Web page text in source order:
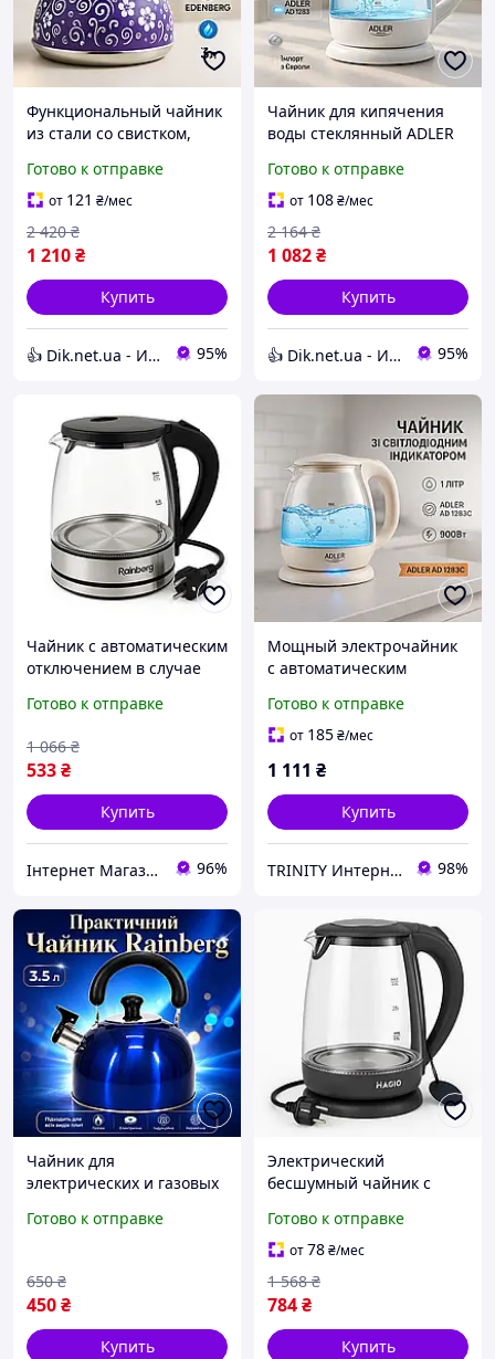
Функциональный чайник
из стали со свистком,
свистком газовый 3 литра
NW-60
Готово к отправке
от 121 ₴/мес
1 210₴
2 420 ₴
Купить
👍 Dik.net.ua - Интернет магазин 95%
Чайник для кипячения
воды стеклянный ADLER
Электро чайник с
индикатором работы TY-
73
Готово к отправке
от 108₴/мес
1 082₴
2 164 ₴
Купить
👍 Dik.net.ua - Интернет магазин 95%
Чайник с автоматическим
отключением в случае
2251 - 1л, Электрочайник
Готово к отправке
533₴
1 066 ₴
Купить
Інтернет Магазин "Tano" 96%
Мощный электрочайник
с автоматическим
Электрический чайник
для дома на кухню AR-66
Готово к отправке
от 185₴/мес
1 111 ₴
Купить
TRINITY Интернет-магазин www.trinitys.com.ua 98%
Чайник для
электрических и газовых
корпусом и сигналом о
чайники для воды с
подвижной ручкой
Готово к отправке
450₴
650 ₴
Купить
Электрический
бесшумный чайник с
отключением 2,
Стильный чайник с
подсветкой HW-94
Готово к отправке
от78₴/мес
784₴
1 568 ₴
Купить